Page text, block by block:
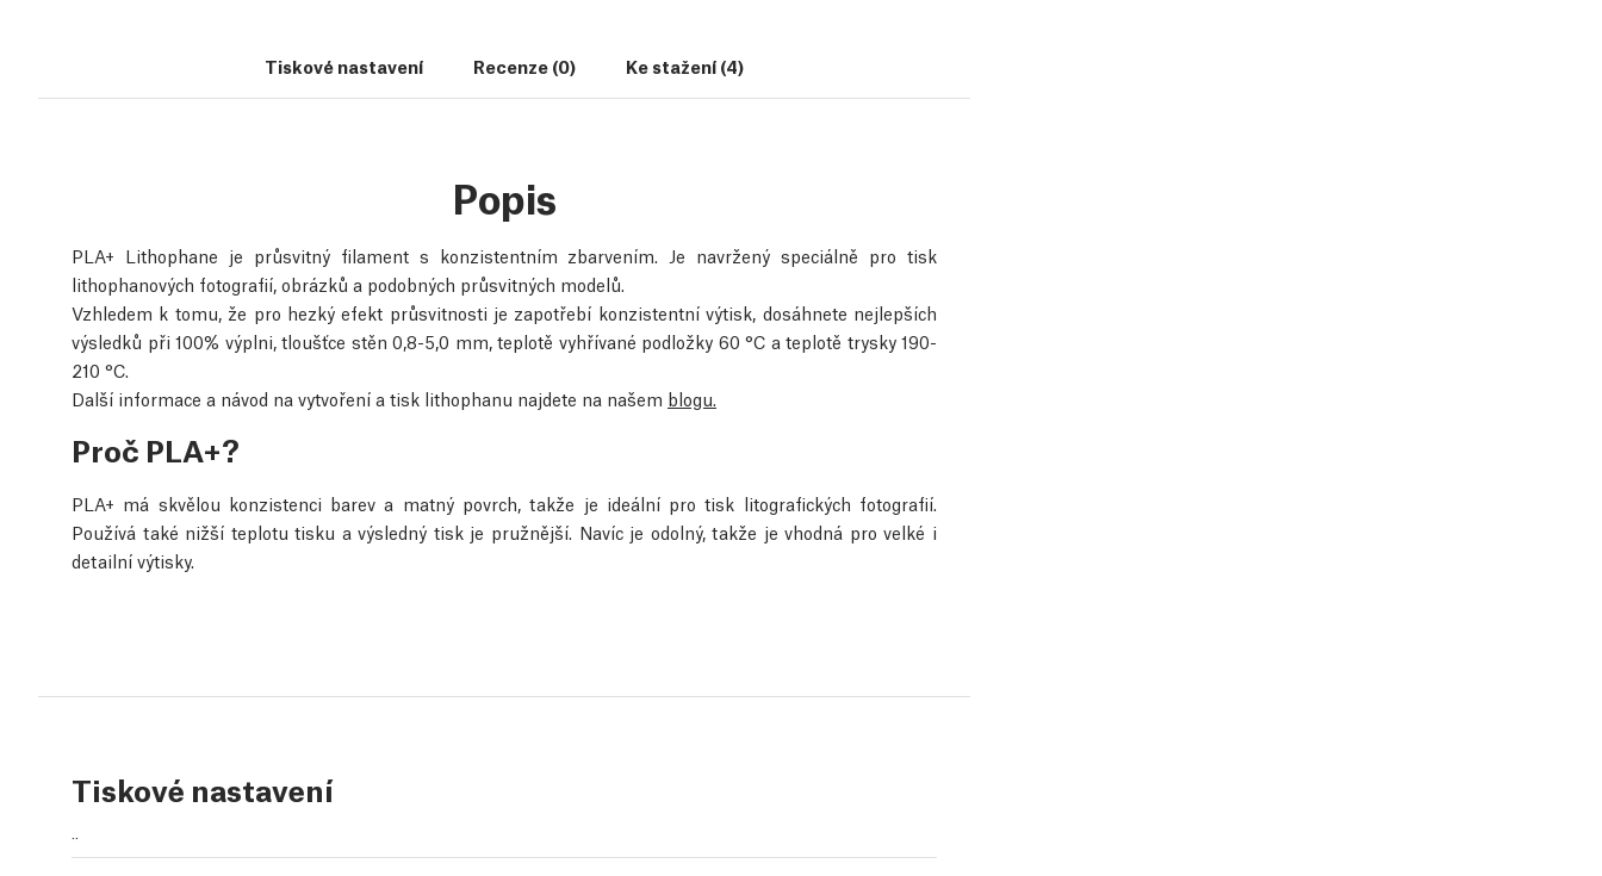
Tiskové nastavení Recenze (0) Ke stažení (4)
Popis
PLA+ Lithophane je průsvitný filament s konzistentním zbarvením. Je navržený speciálně pro tisk
lithophanových fotografií, obrázků a podobných průsvitných modelů.
Vzhledem k tomu, že pro hezký efekt průsvitnosti je zapotřebí konzistentní výtisk, dosáhnete nejlepších
výsledků při 100% výplni, tloušťce stěn 0,8-5,0 mm, teplotě vyhřívané podložky 60 °C a teplotě trysky 190-
210 °C.
Další informace a návod na vytvoření a tisk lithophanu najdete na našem blogu.
Proč PLA+?
PLA+ má skvělou konzistenci barev a matný povrch, takže je ideální pro tisk litografických fotografií.
Používá také nižší teplotu tisku a výsledný tisk je pružnější. Navíc je odolný, takže je vhodná pro velké i
detailní výtisky.
Tiskové nastavení
¨